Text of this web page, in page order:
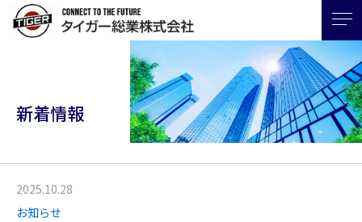
新着情報
2025.10.28
お知らせ